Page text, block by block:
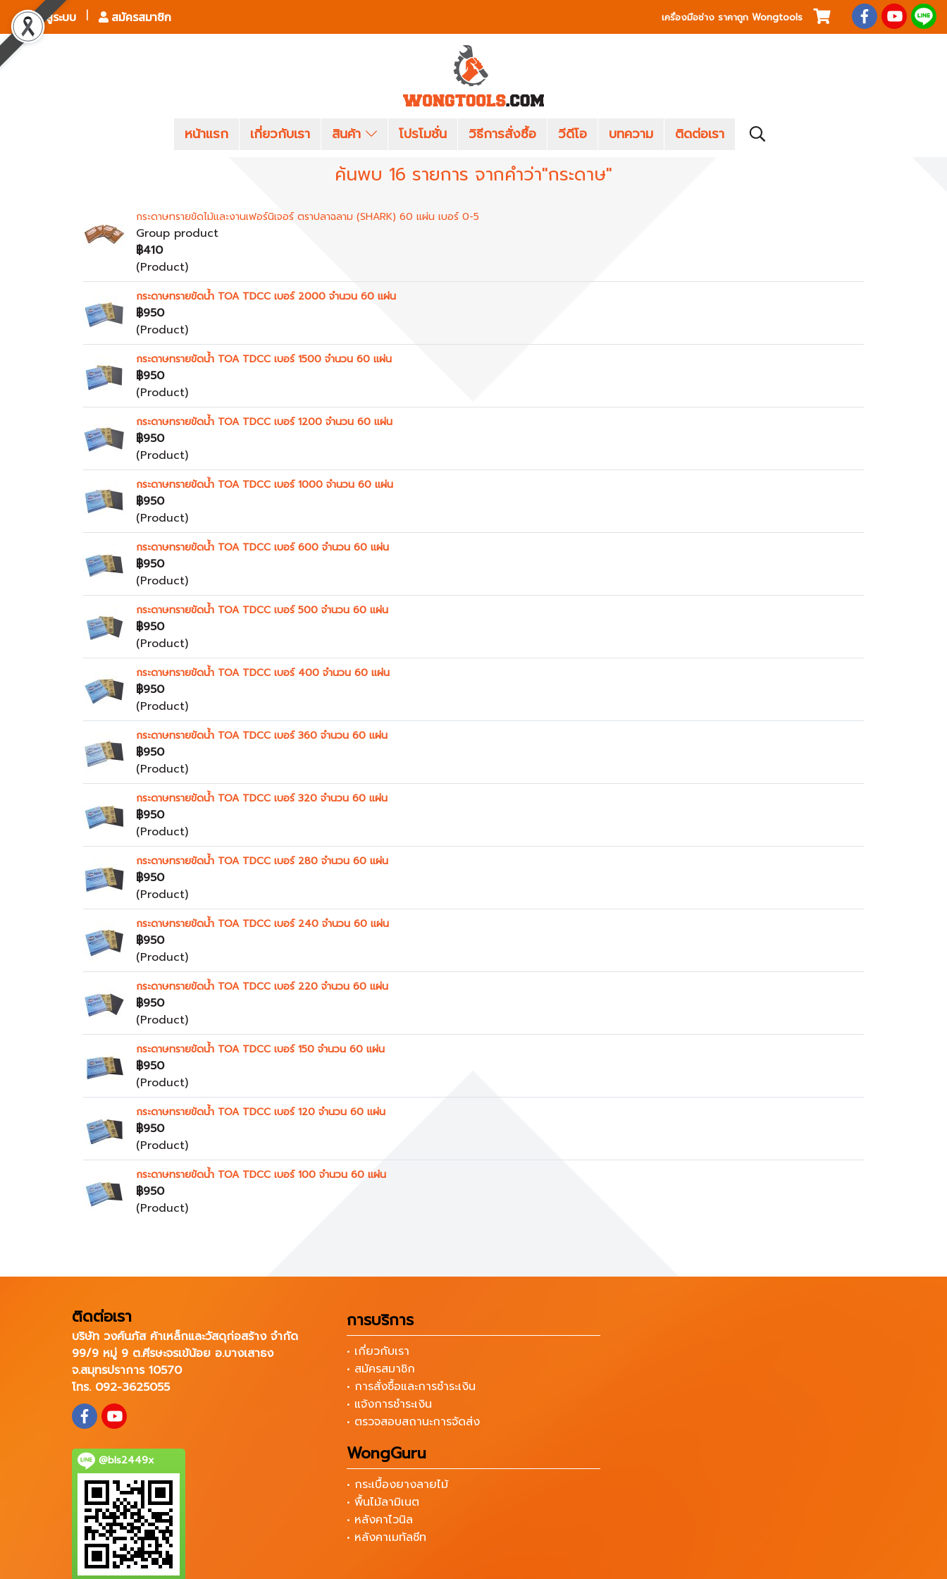
เข้าสู่ระบบ สมัครสมาชิก เครื่องมือช่าง ราคาถูก Wongtools
หน้าแรก เกี่ยวกับเรา สินค้า โปรโมชั่น วิธีการสั่งซื้อ วีดีโอ บทความ ติดต่อเรา
ค้นพบ 16 รายการ จากคำว่า"กระดาษ"
กระดาษทรายขัดไม้และงานเฟอร์นิเจอร์ ตราปลาฉลาม (SHARK) 60 แผ่น เบอร์ 0-5
Group product
฿410
(Product)
กระดาษทรายขัดน้ำ TOA TDCC เบอร์ 2000 จำนวน 60 แผ่น
฿950
(Product)
กระดาษทรายขัดน้ำ TOA TDCC เบอร์ 1500 จำนวน 60 แผ่น
฿950
(Product)
กระดาษทรายขัดน้ำ TOA TDCC เบอร์ 1200 จำนวน 60 แผ่น
฿950
(Product)
กระดาษทรายขัดน้ำ TOA TDCC เบอร์ 1000 จำนวน 60 แผ่น
฿950
(Product)
กระดาษทรายขัดน้ำ TOA TDCC เบอร์ 600 จำนวน 60 แผ่น
฿950
(Product)
กระดาษทรายขัดน้ำ TOA TDCC เบอร์ 500 จำนวน 60 แผ่น
฿950
(Product)
กระดาษทรายขัดน้ำ TOA TDCC เบอร์ 400 จำนวน 60 แผ่น
฿950
(Product)
กระดาษทรายขัดน้ำ TOA TDCC เบอร์ 360 จำนวน 60 แผ่น
฿950
(Product)
กระดาษทรายขัดน้ำ TOA TDCC เบอร์ 320 จำนวน 60 แผ่น
฿950
(Product)
กระดาษทรายขัดน้ำ TOA TDCC เบอร์ 280 จำนวน 60 แผ่น
฿950
(Product)
กระดาษทรายขัดน้ำ TOA TDCC เบอร์ 240 จำนวน 60 แผ่น
฿950
(Product)
กระดาษทรายขัดน้ำ TOA TDCC เบอร์ 220 จำนวน 60 แผ่น
฿950
(Product)
กระดาษทรายขัดน้ำ TOA TDCC เบอร์ 150 จำนวน 60 แผ่น
฿950
(Product)
กระดาษทรายขัดน้ำ TOA TDCC เบอร์ 120 จำนวน 60 แผ่น
฿950
(Product)
กระดาษทรายขัดน้ำ TOA TDCC เบอร์ 100 จำนวน 60 แผ่น
฿950
(Product)
ติดต่อเรา
บริษัท วงศ์นภัส ค้าเหล็กและวัสดุก่อสร้าง จำกัด
99/9 หมู่ 9 ต.ศีรษะจรเข้น้อย อ.บางเสาธง
จ.สมุทรปราการ 10570
โทร. 092-3625055
@bls2449x
การบริการ
• เกี่ยวกับเรา
• สมัครสมาชิก
• การสั่งซื้อและการชำระเงิน
• แจ้งการชำระเงิน
• ตรวจสอบสถานะการจัดส่ง
WongGuru
• กระเบื้องยางลายไม้
• พื้นไม้ลามิเนต
• หลังคาไวนิล
• หลังคาเมทัลชีท